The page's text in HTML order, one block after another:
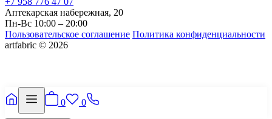
Аптекарская набережная, 20
Пн-Вс 10:00 – 20:00
Пользовательское соглашение Политика конфиденциальности
artfabric © 2026
0 0